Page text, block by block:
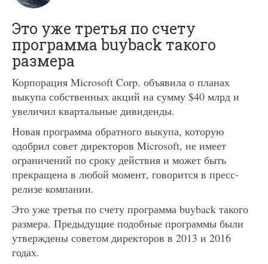
Это уже третья по счету
программа buyback такого
размера
Корпорация Microsoft Corp. объявила о планах
выкупа собственных акций на сумму $40 млрд и
увеличил квартальные дивиденды.
Новая программа обратного выкупа, которую
одобрил совет директоров Microsoft, не имеет
ограничений по сроку действия и может быть
прекращена в любой момент, говорится в пресс-
релизе компании.
Это уже третья по счету программа buyback такого
размера. Предыдущие подобные программы были
утверждены советом директоров в 2013 и 2016
годах.